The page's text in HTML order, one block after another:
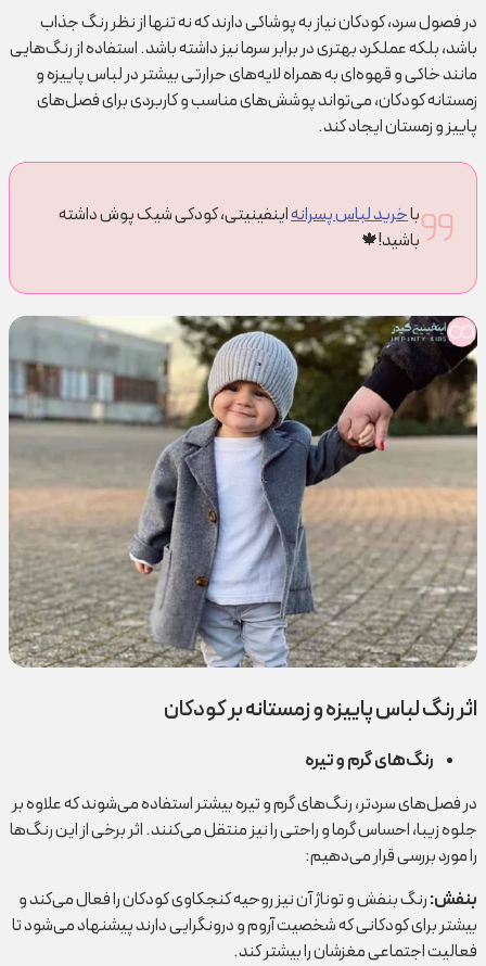
در فصول سرد، کودکان نیاز به پوشاکی دارند که نه تنها از نظر رنگ جذاب
باشد، بلکه عملکرد بهتری در برابر سرما نیز داشته باشد. استفاده از رنگ‌هایی
مانند خاکی و قهوه‌ای به همراه لایه‌های حرارتی بیشتر در لباس پاییزه و
زمستانه کودکان، می‌تواند پوشش‌های مناسب و کاربردی برای فصل‌های
پاییز و زمستان ایجاد کند.
باخرید لباس پسرانهاینفینیتی، کودکی شیک پوش داشته
باشید!🍁
اثر رنگ‌ لباس پاییزه و زمستانه بر کودکان
رنگ‌های گرم و تیره
در فصل‌های سردتر، رنگ‌های گرم و تیره بیشتر استفاده می‌شوند که علاوه بر
جلوه زیبا، احساس گرما و راحتی را نیز منتقل می‌کنند. اثر برخی از این رنگ‌ها
را مورد بررسی قرار می‌دهیم:
بنفش:رنگ بنفش و توناژ آن نیز روحیه کنجکاوی کودکان را فعال می‌کند و
بیشتر برای کودکانی که شخصیت آروم و درونگرایی دارند پیشنهاد می‌شود تا
فعالیت اجتماعی مغزشان را بیشتر کند.